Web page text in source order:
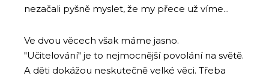
nezačali pyšně myslet, že my přece už víme...
Ve dvou věcech však máme jasno.
"Učitelování" je to nejmocnější povolání na světě.
A děti dokážou neskutečně velké věci. Třeba